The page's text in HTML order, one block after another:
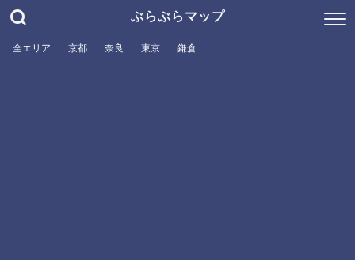
ぶらぶらマップ
全エリア 京都 奈良 東京 鎌倉